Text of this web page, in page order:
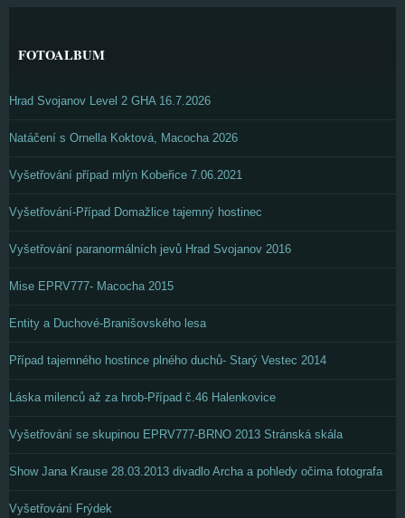
FOTOALBUM
Hrad Svojanov Level 2 GHA 16.7.2026
Natáčení s Ornella Koktová, Macocha 2026
Vyšetřování případ mlýn Kobeřice 7.06.2021
Vyšetřování-Případ Domažlice tajemný hostinec
Vyšetřování paranormálních jevů Hrad Svojanov 2016
Mise EPRV777- Macocha 2015
Entity a Duchové-Branišovského lesa
Případ tajemného hostince plného duchů- Starý Vestec 2014
Láska milenců až za hrob-Případ č.46 Halenkovice
Vyšetřování se skupinou EPRV777-BRNO 2013 Stránská skála
Show Jana Krause 28.03.2013 divadlo Archa a pohledy očima fotografa
Vyšetřování Frýdek